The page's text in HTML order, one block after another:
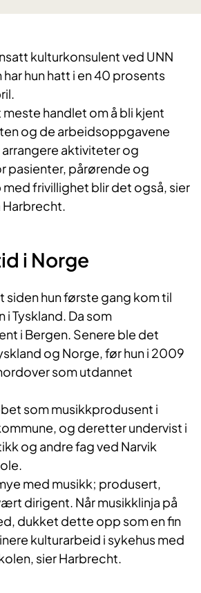
kulturkonsulent ved UNN
har hun hatt i en 40 prosents
meste handlet om å bli kjent
og de arbeidsoppgavene
arrangere aktiviteter og
pasienter, pårørende og
frivillighet blir det også, sier
Harbrecht.
i Norge
siden hun første gang kom til
i Tyskland. Da som
i Bergen. Senere ble det
og Norge, før hun i 2009
som utdannet
som musikkprodusent i
og deretter undervist i
og andre fag ved Narvik
med musikk; produsert,
dirigent. Når musikklinja på
dukket dette opp som en fin
kulturarbeid i sykehus med
sier Harbrecht.